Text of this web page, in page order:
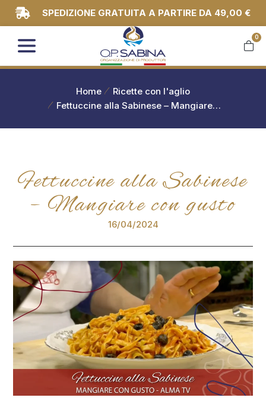
SPEDIZIONE GRATUITA A PARTIRE DA 49,00 €
0
Home
Ricette con l'aglio
Fettuccine alla Sabinese – Mangiare…
Fettuccine alla Sabinese
– Mangiare con gusto
16/04/2024